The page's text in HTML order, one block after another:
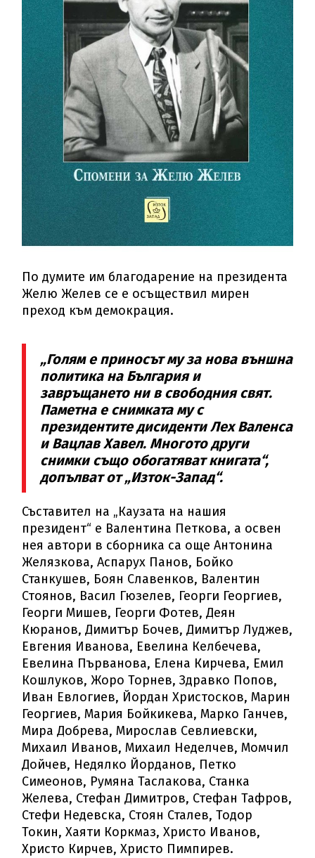
По думите им благодарение на президента
Желю Желев се е осъществил мирен
преход към демокрация.
„Голям е приносът му за нова външна
политика на България и
завръщането ни в свободния свят.
Паметна е снимката му с
президентите дисиденти Лех Валенса
и Вацлав Хавел. Многото други
снимки също обогатяват книгата“,
допълват от „Изток-Запад“.
Съставител на „Каузата на нашия
президент“ е Валентина Петкова, а освен
нея автори в сборника са още Антонина
Желязкова, Аспарух Панов, Бойко
Станкушев, Боян Славенков, Валентин
Стоянов, Васил Гюзелев, Георги Георгиев,
Георги Мишев, Георги Фотев, Деян
Кюранов, Димитър Бочев, Димитър Луджев,
Евгения Иванова, Евелина Келбечева,
Евелина Първанова, Елена Кирчева, Емил
Кошлуков, Жоро Торнев, Здравко Попов,
Иван Евлогиев, Йордан Христосков, Марин
Георгиев, Мария Бойкикева, Марко Ганчев,
Мира Добрева, Мирослав Севлиевски,
Михаил Иванов, Михаил Неделчев, Момчил
Дойчев, Недялко Йорданов, Петко
Симеонов, Румяна Таслакова, Станка
Желева, Стефан Димитров, Стефан Тафров,
Стефи Недевска, Стоян Сталев, Тодор
Токин, Хаяти Коркмаз, Христо Иванов,
Христо Кирчев, Христо Пимпирев.